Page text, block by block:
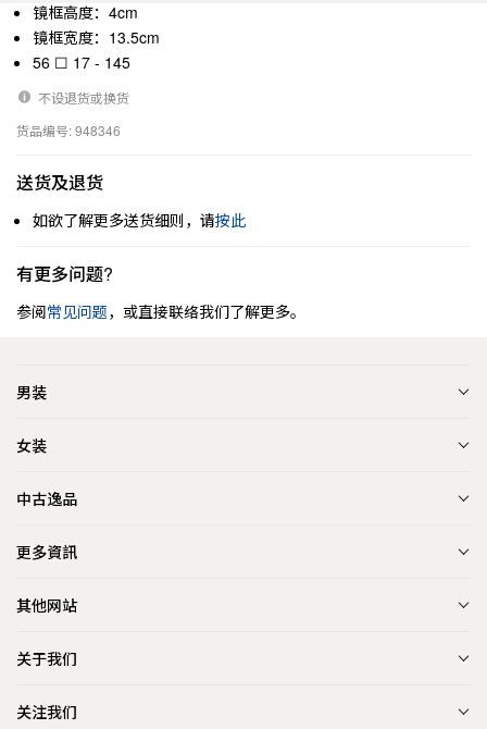
镜框高度：4cm
镜框宽度：13.5cm
56 ☐ 17 - 145
不设退货或换货
货品编号: 948346
送货及退货
如欲了解更多送货细则，请按此
有更多问题?
参阅常见问题，或直接联络我们了解更多。
男装
女装
中古逸品
更多資訊
其他网站
关于我们
关注我们